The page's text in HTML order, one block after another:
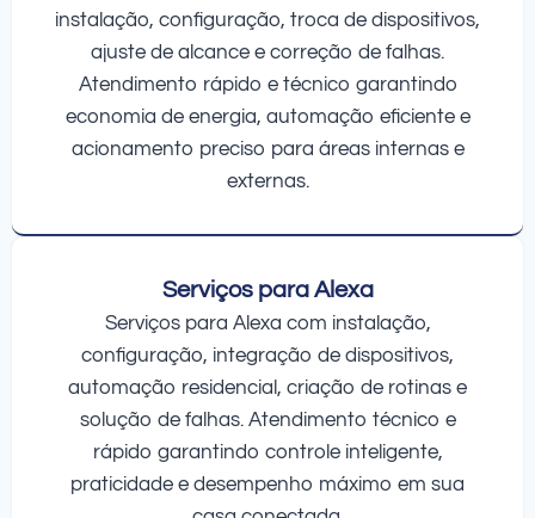
instalação, configuração, troca de dispositivos,
ajuste de alcance e correção de falhas.
Atendimento rápido e técnico garantindo
economia de energia, automação eficiente e
acionamento preciso para áreas internas e
externas.
Serviços para Alexa
Serviços para Alexa com instalação,
configuração, integração de dispositivos,
automação residencial, criação de rotinas e
solução de falhas. Atendimento técnico e
rápido garantindo controle inteligente,
praticidade e desempenho máximo em sua